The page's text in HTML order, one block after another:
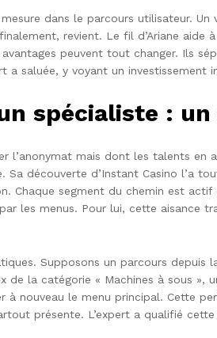
dans le parcours utilisateur.
revient. Le fil d’Ariane aide
peuvent tout changer. Ils
a saluée, y voyant un
spécialiste :
l’anonymat mais dont les talents
découverte d’Instant Casino l’a
Chaque segment du chemin est
les menus. Pour lui, cette
Supposons un parcours depuis
de la catégorie « Machines à sous
à nouveau le menu principal. Cette
présente. L’expert a qualifié